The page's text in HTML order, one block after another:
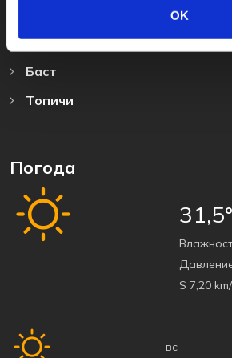
OK
Крвавица
Баст
Топичи
Погода
S 7,20
вс